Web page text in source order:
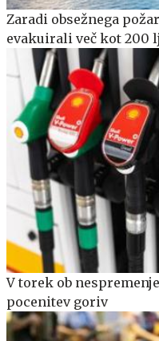
Zaradi obsežnega
evakuirali več kot 200
V torek ob
pocenitev goriv